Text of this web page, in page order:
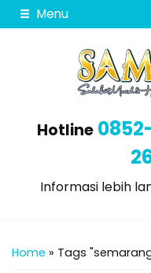
Menu
Hotline
Informasi lebih
Home » Tags